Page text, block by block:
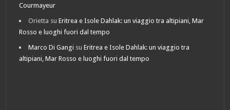
Courmayeur
Orietta suEritrea e Isole Dahlak: un viaggio tra altipiani, Mar
Rosso e luoghi fuori dal tempo
Marco Di Gangi suEritrea e Isole Dahlak: un viaggio tra
altipiani, Mar Rosso e luoghi fuori dal tempo